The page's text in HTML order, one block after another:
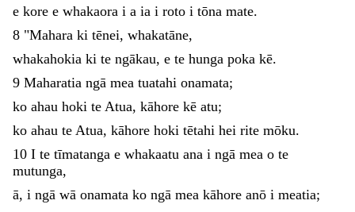
e kore e whakaora i a ia i roto i tōna mate.
8 "Mahara ki tēnei, whakatāne,
whakahokia ki te ngākau, e te hunga poka kē.
9 Maharatia ngā mea tuatahi onamata;
ko ahau hoki te Atua, kāhore kē atu;
ko ahau te Atua, kāhore hoki tētahi hei rite mōku.
10 I te tīmatanga e whakaatu ana i ngā mea o te
mutunga,
ā, i ngā wā onamata ko ngā mea kāhore anō i meatia;